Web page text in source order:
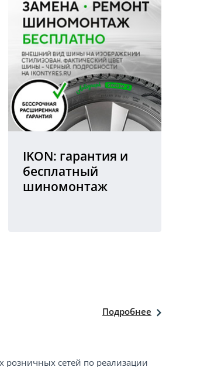
IKON: гарантия и
бесплатный
шиномонтаж
Подробнее
розничных сетей по реализации